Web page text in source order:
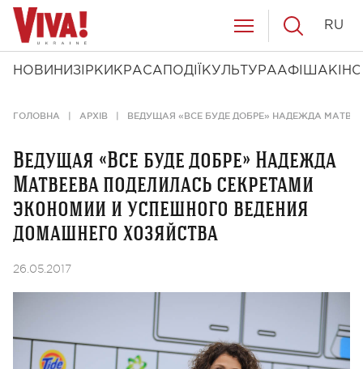
НОВИНИ ЗІРКИ КРАСА ПОДІЇ КУЛЬТУРААФІША КІНО
RU
ГОЛОВНА АРХІВ ВЕДУЩАЯ «ВСЕ БУДЕ ДОБРЕ» НАДЕЖДА
Ведущая «Все буде добре» Надежда
Матвеева поделилась секретами
экономии и успешного ведения
домашнего хозяйства
26.05.2017